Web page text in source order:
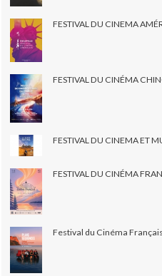
FESTIVAL DU CINEMA
FESTIVAL DU CINÉMA
FESTIVAL DU CINEMA ET
FESTIVAL DU CINÉMA
Festival du Cinéma